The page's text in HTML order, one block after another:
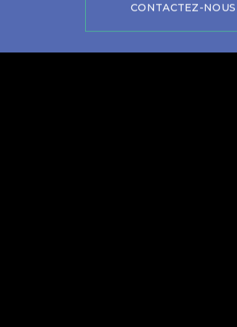
CONTACTEZ-NOUS